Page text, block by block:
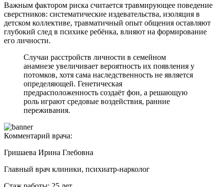
Важным фактором риска считается травмирующее поведение
сверстников: систематические издевательства, изоляция в
детском коллективе, травматичный опыт общения оставляют
глубокий след в психике ребёнка, влияют на формирование
его личности.
Случаи расстройств личности в семейном
анамнезе увеличивает вероятность их появления у
потомков, хотя сама наследственность не является
определяющей. Генетическая
предрасположенность создаёт фон, а решающую
роль играют средовые воздействия, ранние
переживания.
Комментарий врача:
Гришаева Ирина Глебовна
Главный врач клиники, психиатр-нарколог